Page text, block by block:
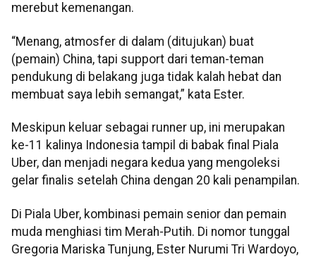
merebut kemenangan.
“Menang, atmosfer di dalam (ditujukan) buat
(pemain) China, tapi support dari teman-teman
pendukung di belakang juga tidak kalah hebat dan
membuat saya lebih semangat,” kata Ester.
Meskipun keluar sebagai runner up, ini merupakan
ke-11 kalinya Indonesia tampil di babak final Piala
Uber, dan menjadi negara kedua yang mengoleksi
gelar finalis setelah China dengan 20 kali penampilan.
Di Piala Uber, kombinasi pemain senior dan pemain
muda menghiasi tim Merah-Putih. Di nomor tunggal
Gregoria Mariska Tunjung, Ester Nurumi Tri Wardoyo,